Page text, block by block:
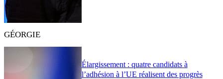
GÉORGIE
Élargissement : quatre candidats à
l’adhésion à l’UE réalisent des progrès